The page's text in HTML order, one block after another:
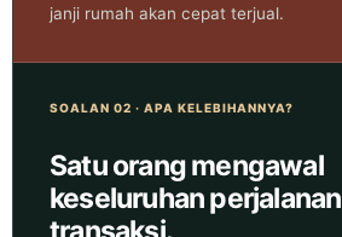
janji rumah akan cepat terjual.
SOALAN 02 · APA KELEBIHANNYA?
Satu orang mengawal
keseluruhan perjalanan